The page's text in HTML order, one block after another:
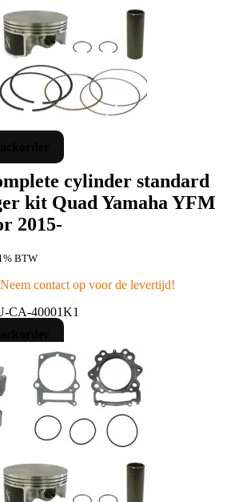
cylinder standard
kit Quad Yamaha YFM
2015-
BTW
contact op voor de levertijd!
CA-40001K1